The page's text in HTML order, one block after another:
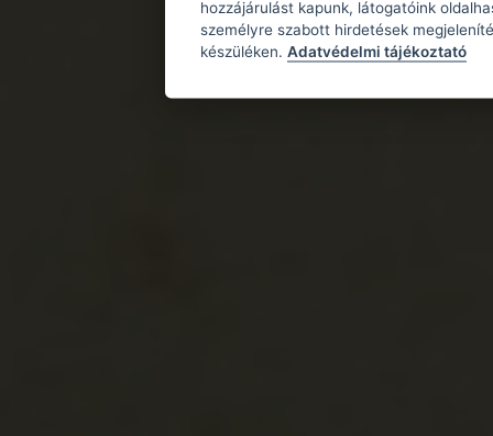
hozzájárulást kapunk, látogatóink
személyre szabott hirdetések
készüléken. Adatvédelmi tájékoztató